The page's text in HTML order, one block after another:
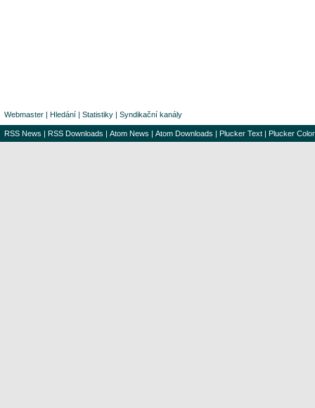
Webmaster | Hledání | Statistiky | Syndikační kanály
RSS News | RSS Downloads | Atom News | Atom Downloads | Plucker Text | Plucker Color